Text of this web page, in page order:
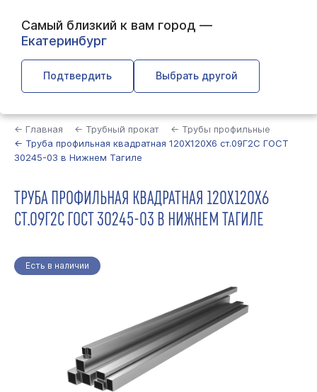
Самый близкий к вам город —
Екатеринбург
Подтвердить Выбрать другой
← Главная ← Трубный прокат
← Трубы профильные
← Труба профильная квадратная 120Х120Х6 ст.09Г2С ГОСТ
30245-03 в Нижнем Тагиле
ТРУБА ПРОФИЛЬНАЯ КВАДРАТНАЯ 120Х120Х6
СТ.09Г2С ГОСТ 30245-03 В НИЖНЕМ ТАГИЛЕ
Есть в наличии